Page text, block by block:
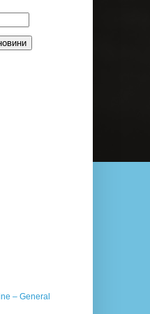
– General